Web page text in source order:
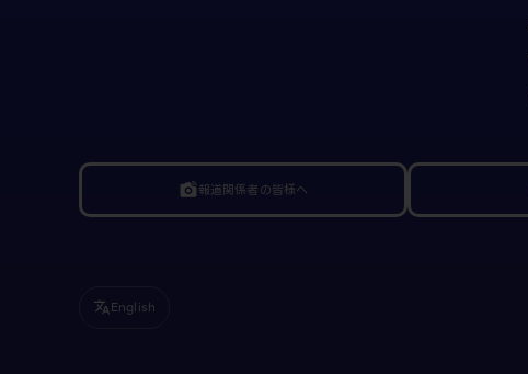
linked_camera報道関係者の皆様へ
translateEnglish